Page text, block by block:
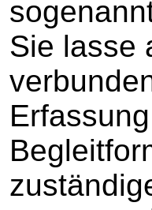
Sie lasse